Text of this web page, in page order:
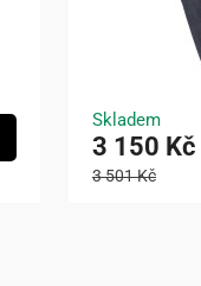
Skladem
3 150 Kč
3 501 Kč